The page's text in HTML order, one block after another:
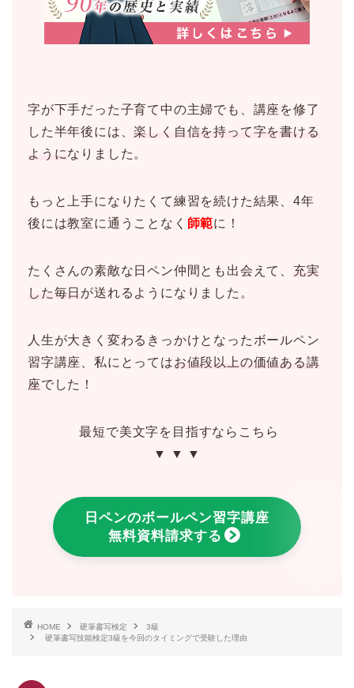
字が下手だった子育て中の主婦でも、講座を修了
した半年後には、楽しく自信を持って字を書ける
ようになりました。
もっと上手になりたくて練習を続けた結果、4年
後には教室に通うことなく 師範に！
たくさんの素敵な日ペン仲間とも出会えて、 充実
した毎日 が送れるようになりました。
人生が大きく変わるきっかけとなったボールペン
習字講座、私にとってはお値段以上の価値ある講
座でした！
最短で美文字を目指すならこちら
▼ ▼ ▼
日ペンのボールペン習字講座
無料資料請求する
HOME 硬筆書写検定
3級
硬筆書写技能検定3級を今回のタイミングで受験した理由